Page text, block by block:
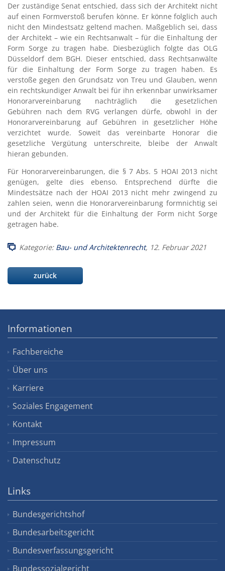
Der zuständige Senat entschied, dass sich der Architekt nicht
auf einen Formverstoß berufen könne. Er könne folglich auch
nicht den Mindestsatz geltend machen. Maßgeblich sei, dass
der Architekt – wie ein Rechtsanwalt – für die Einhaltung der
Form Sorge zu tragen habe. Diesbezüglich folgte das OLG
Düsseldorf dem BGH. Dieser entschied, dass Rechtsanwälte
für die Einhaltung der Form Sorge zu tragen haben. Es
verstoße gegen den Grundsatz von Treu und Glauben, wenn
ein rechtskundiger Anwalt bei für ihn erkennbar unwirksamer
Honorarvereinbarung nachträglich die gesetzlichen
Gebühren nach dem RVG verlangen dürfe, obwohl in der
Honorarvereinbarung auf Gebühren in gesetzlicher Höhe
verzichtet wurde. Soweit das vereinbarte Honorar die
gesetzliche Vergütung unterschreite, bleibe der Anwalt
hieran gebunden.
Für Honorarvereinbarungen, die § 7 Abs. 5 HOAI 2013 nicht
genügen, gelte dies ebenso. Entsprechend dürfte die
Mindestsätze nach der HOAI 2013 nicht mehr zwingend zu
zahlen seien, wenn die Honorarvereinbarung formnichtig sei
und der Architekt für die Einhaltung der Form nicht Sorge
getragen habe.
Kategorie: Bau- und Architektenrecht, 12. Februar 2021
zurück
Informationen
Fachbereiche
Über uns
Karriere
Soziales Engagement
Kontakt
Impressum
Datenschutz
Links
Bundesgerichtshof
Bundesarbeitsgericht
Bundesverfassungsgericht
Bundessozialgericht